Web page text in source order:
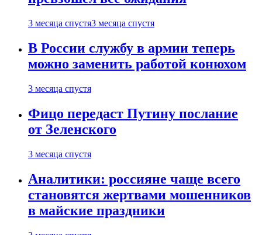
3 месяца спустя3 месяца спустя
В России службу в армии теперь
можно заменить работой конюхом
3 месяца спустя
Фицо передаст Путину послание
от Зеленского
3 месяца спустя
Аналитики: россияне чаще всего
становятся жертвами мошенников
в майские праздники